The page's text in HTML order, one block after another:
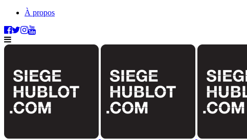
À propos